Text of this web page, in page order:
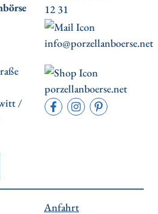
12 31
info@porzellanboerse.net
/
porzellanboerse.net
Anfahrt